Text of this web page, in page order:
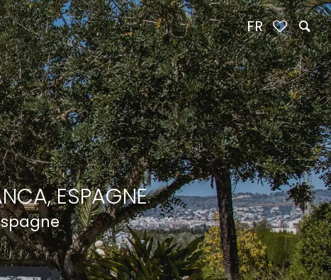
ESPAGNE
FR